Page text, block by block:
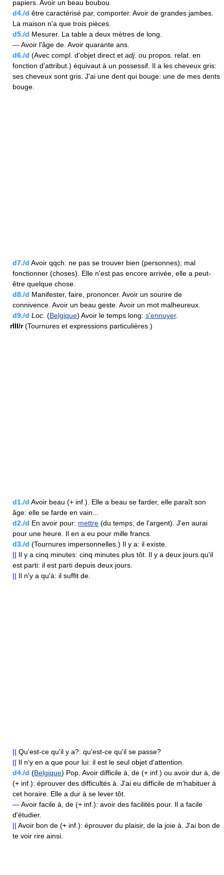
papiers. Avoir un beau boubou.
d4./d être caractérisé par, comporter. Avoir de grandes jambes.
La maison n'a que trois pièces.
d5./d Mesurer. La table a deux mètres de long.
—Avoir l'âge de. Avoir quarante ans.
d6./d (Avec compl. d'objet direct et adj. ou propos. relat. en
fonction d'attribut.) équivaut à un possessif. Il a les cheveux gris:
ses cheveux sont gris. J'ai une dent qui bouge: une de mes dents
bouge.
d7./d Avoir qqch: ne pas se trouver bien (personnes); mal
fonctionner (choses). Elle n'est pas encore arrivée, elle a peut-
être quelque chose.
d8./d Manifester, faire, prononcer. Avoir un sourire de
connivence. Avoir un beau geste. Avoir un mot malheureux.
d9./d Loc. (Belgique) Avoir le temps long: s'ennuyer.
rIII/r(Tournures et expressions particulières.)
d1./d Avoir beau (+ inf.). Elle a beau se farder, elle paraît son
âge: elle se farde en vain...
d2./d En avoir pour: mettre (du temps, de l'argent). J'en aurai
pour une heure. Il en a eu pour mille francs.
d3./d (Tournures impersonnelles.) Il y a: il existe.
|| Il y a cinq minutes: cinq minutes plus tôt. Il y a deux jours qu'il
est parti: il est parti depuis deux jours.
|| Il n'y a qu'à: il suffit de.
|| Qu'est-ce qu'il y a?: qu'est-ce qu'il se passe?
|| Il n'y en a que pour lui: il est le seul objet d'attention.
d4./d (Belgique) Pop. Avoir difficile à, de (+ inf.) ou avoir dur à, de
(+ inf.): éprouver des difficultés à. J'ai eu difficile de m'habituer à
cet horaire. Elle a dur à se lever tôt.
—Avoir facile à, de (+ inf.): avoir des facilités pour. Il a facile
d'étudier.
|| Avoir bon de (+ inf.): éprouver du plaisir, de la joie à. J'ai bon de
te voir rire ainsi.